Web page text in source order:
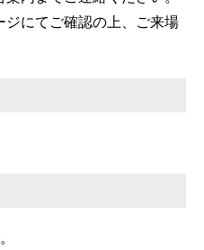
にてご確認の上、ご来場